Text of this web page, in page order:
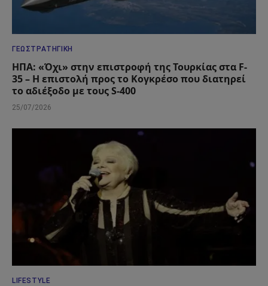
ΓΕΩΣΤΡΑΤΗΓΙΚΉ
ΗΠΑ: «Όχι» στην επιστροφή της Τουρκίας στα F-
35 – Η επιστολή προς το Κογκρέσο που διατηρεί
το αδιέξοδο με τους S-400
25/07/2026
LIFESTYLE